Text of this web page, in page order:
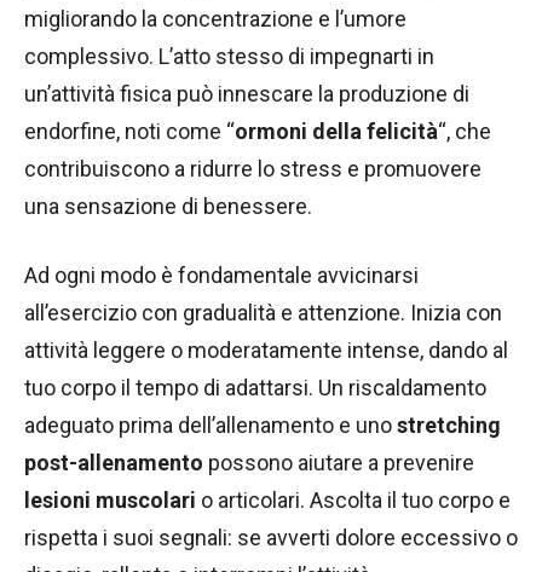
migliorando la concentrazione e l’umore
complessivo. L’atto stesso di impegnarti in
un’attività fisica può innescare la produzione di
endorfine, noti come “ormoni della felicità“, che
contribuiscono a ridurre lo stress e promuovere
una sensazione di benessere.
Ad ogni modo è fondamentale avvicinarsi
all’esercizio con gradualità e attenzione. Inizia con
attività leggere o moderatamente intense, dando al
tuo corpo il tempo di adattarsi. Un riscaldamento
adeguato prima dell’allenamento e unostretching
post-allenamento possono aiutare a prevenire
lesioni muscolari o articolari. Ascolta il tuo corpo e
rispetta i suoi segnali: se avverti dolore eccessivo o